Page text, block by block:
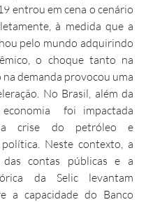
entrou em cena o cenário
à medida que a
pelo mundo adquirindo
o choque tanto na
demanda provocou uma
No Brasil, além da
economia  foi impactada
crise do petróleo e
Neste contexto, a
das contas públicas e a
da Selic levantam
a capacidade do Banco